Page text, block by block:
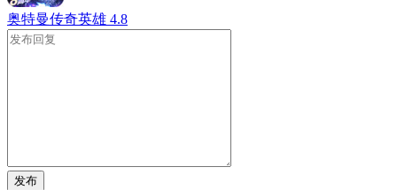
奥特曼传奇英雄 4.8
发布